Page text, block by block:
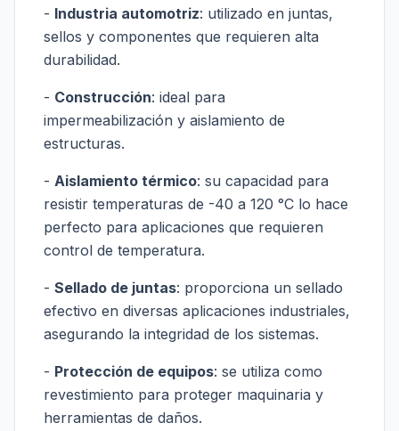
- Industria automotriz: utilizado en juntas,
sellos y componentes que requieren alta
durabilidad.
- Construcción: ideal para
impermeabilización y aislamiento de
estructuras.
- Aislamiento térmico: su capacidad para
resistir temperaturas de -40 a 120 °C lo hace
perfecto para aplicaciones que requieren
control de temperatura.
- Sellado de juntas: proporciona un sellado
efectivo en diversas aplicaciones industriales,
asegurando la integridad de los sistemas.
- Protección de equipos: se utiliza como
revestimiento para proteger maquinaria y
herramientas de daños.